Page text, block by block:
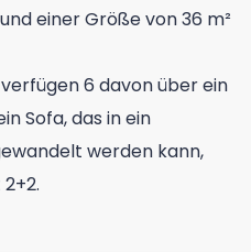
einer Größe von 36 m²
6 davon über ein
Sofa, das in ein
werden kann,